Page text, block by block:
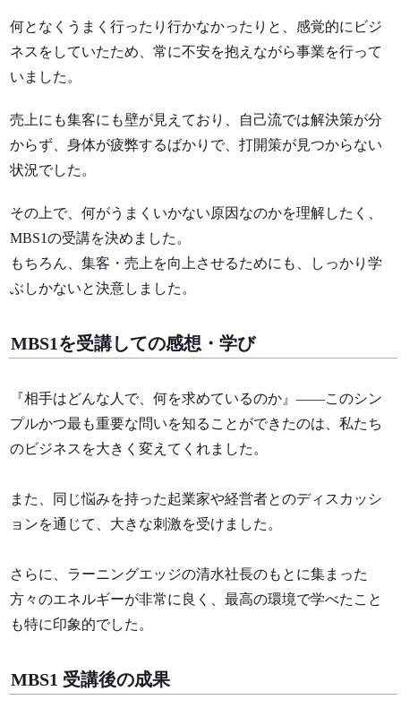
何となくうまく行ったり行かなかったりと、感覚的にビジ
ネスをしていたため、常に不安を抱えながら事業を行って
いました。
売上にも集客にも壁が見えており、自己流では解決策が分
からず、身体が疲弊するばかりで、打開策が見つからない
状況でした。
その上で、何がうまくいかない原因なのかを理解したく、
MBS1の受講を決めました。
もちろん、集客・売上を向上させるためにも、しっかり学
ぶしかないと決意しました。
MBS1を受講しての感想・学び
『相手はどんな人で、何を求めているのか』——このシン
プルかつ最も重要な問いを知ることができたのは、私たち
のビジネスを大きく変えてくれました。
また、同じ悩みを持った起業家や経営者とのディスカッシ
ョンを通じて、大きな刺激を受けました。
さらに、ラーニングエッジの清水社長のもとに集まった
方々のエネルギーが非常に良く、最高の環境で学べたこと
も特に印象的でした。
MBS1 受講後の成果